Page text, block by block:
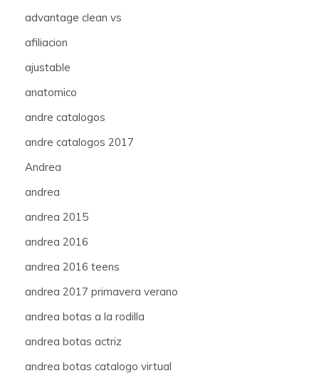
advantage clean vs
afiliacion
ajustable
anatomico
andre catalogos
andre catalogos 2017
Andrea
andrea
andrea 2015
andrea 2016
andrea 2016 teens
andrea 2017 primavera verano
andrea botas a la rodilla
andrea botas actriz
andrea botas catalogo virtual